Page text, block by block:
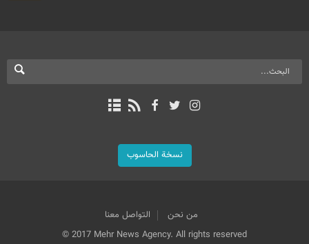
نسخة الحاسوب
من نحن
التواصل معنا
© 2017 Mehr News Agency. All rights reserved